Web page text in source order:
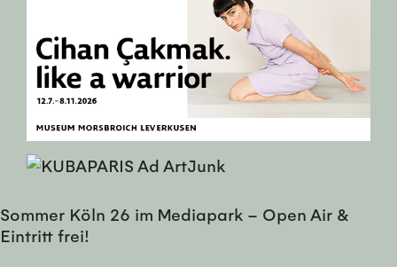
Sommer Köln 26 im Mediapark – Open Air &
Eintritt frei!